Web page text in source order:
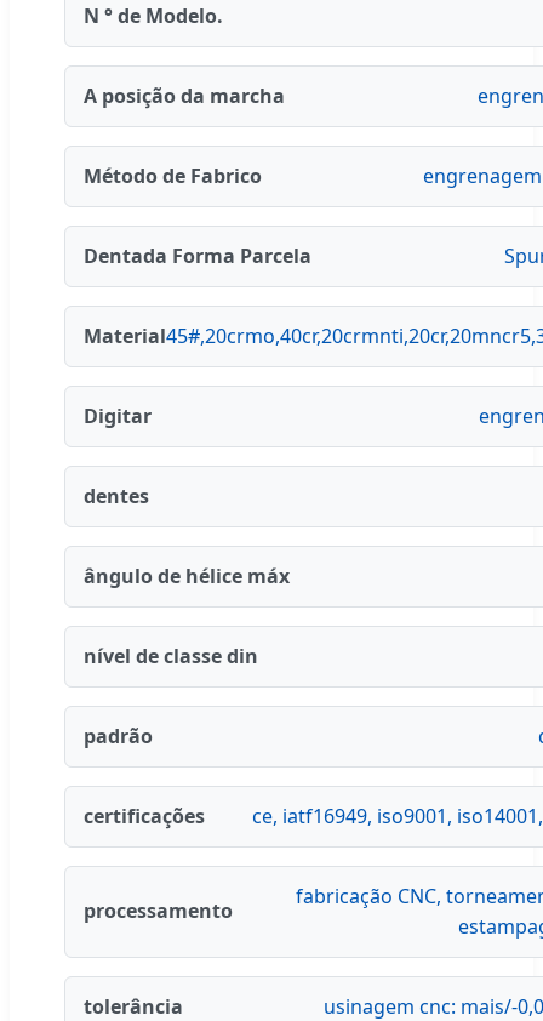
N ° de Modelo.
A posição da marcha
Método de Fabrico
Dentada Forma Parcela
Material
Digitar
dentes
ângulo de hélice máx
nível de classe din
padrão
certificações ce, iatf16949, iso9001,
processamento
fabricação CNC,
tolerância usinagem cnc: mais/-